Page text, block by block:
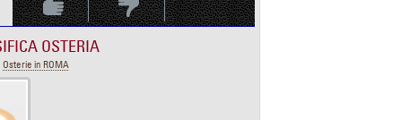
OSTERIA
Osterie in ROMA